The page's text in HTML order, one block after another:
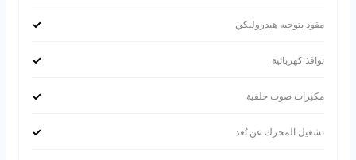
مقود بتوجيه هيدروليكي ✓
نوافذ كهربائية ✓
مكبرات صوت خلفية ✓
تشغيل المحرك عن بُعد ✓